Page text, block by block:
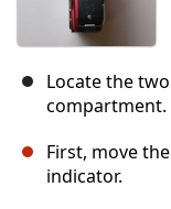
Locate the
compartment.
First, move
indicator.